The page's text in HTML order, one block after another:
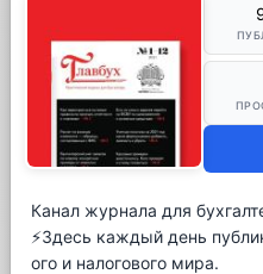
Канал журнала для
⚡️Здесь каждый день
ого и налогового мира.